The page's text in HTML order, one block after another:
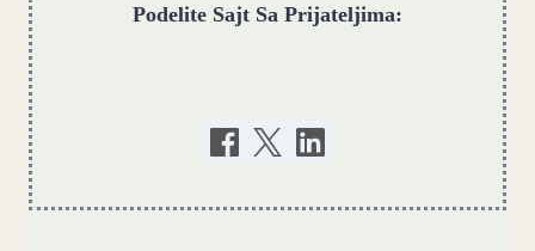
Podelite Sajt Sa Prijateljima: